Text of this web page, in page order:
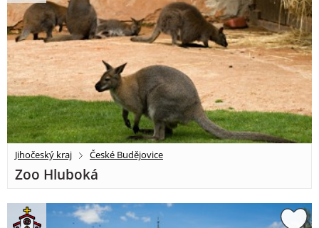
Jihočeský kraj České Budějovice
Zoo Hluboká